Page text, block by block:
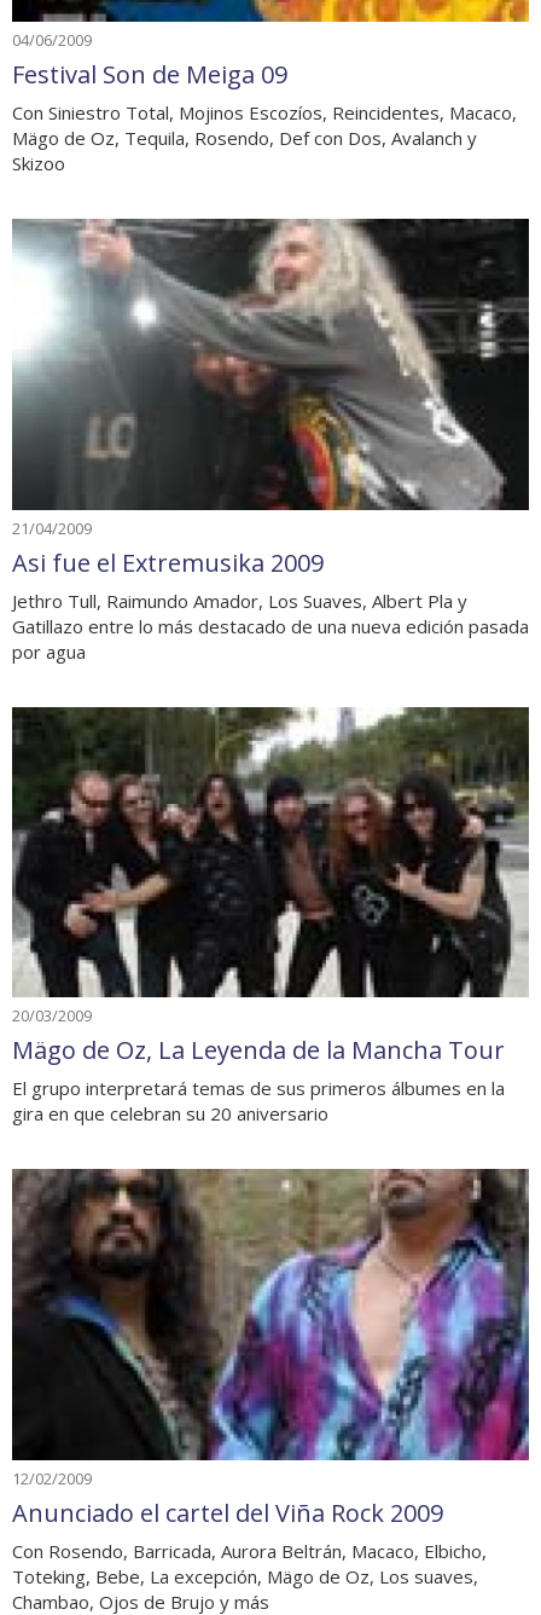
04/06/2009
Festival Son de Meiga 09
Con Siniestro Total, Mojinos Escozíos, Reincidentes, Macaco,
Mägo de Oz, Tequila, Rosendo, Def con Dos, Avalanch y
Skizoo
21/04/2009
Asi fue el Extremusika 2009
Jethro Tull, Raimundo Amador, Los Suaves, Albert Pla y
Gatillazo entre lo más destacado de una nueva edición pasada
por agua
20/03/2009
Mägo de Oz, La Leyenda de la Mancha Tour
El grupo interpretará temas de sus primeros álbumes en la
gira en que celebran su 20 aniversario
12/02/2009
Anunciado el cartel del Viña Rock 2009
Con Rosendo, Barricada, Aurora Beltrán, Macaco, Elbicho,
Toteking, Bebe, La excepción, Mägo de Oz, Los suaves,
Chambao, Ojos de Brujo y más